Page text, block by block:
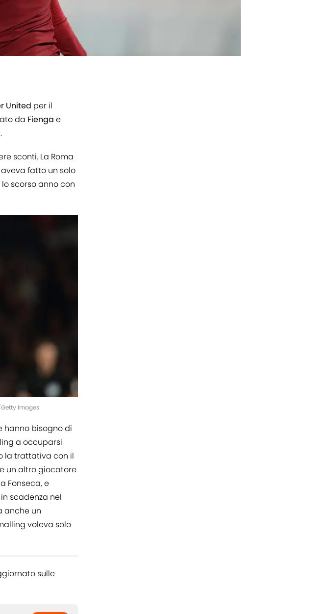
United per il
da Fienga e
sconti. La Roma
fatto un solo
scorso anno con
Images
hanno bisogno di
a occuparsi
la trattativa con il
un altro giocatore
Fonseca, e
scadenza nel
anche un
voleva solo
sulle